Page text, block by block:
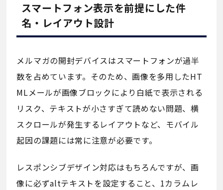
スマートフォン表示を前提にした件
名・レイアウト設計
メルマガの開封デバイスはスマートフォンが過半
数を占めています。そのため、画像を多用したHT
MLメールが画像ブロックにより白紙で表示される
リスク、テキストが小さすぎて読めない問題、横
スクロールが発生するレイアウトなど、モバイル
起因の課題には常に注意が必要です。
レスポンシブデザイン対応はもちろんですが、画
像に必ずaltテキストを設定すること、1カラムレ